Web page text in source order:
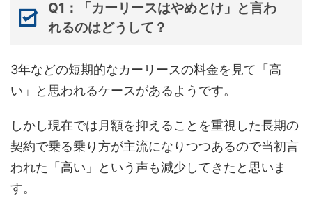
Q1：「カーリースはやめとけ」と言わ
れるのはどうして？
3年などの短期的なカーリースの料金を見て「高
い」と思われるケースがあるようです。
しかし現在では月額を抑えることを重視した長期の
契約で乗る乗り方が主流になりつつあるので当初言
われた「高い」という声も減少してきたと思いま
す。